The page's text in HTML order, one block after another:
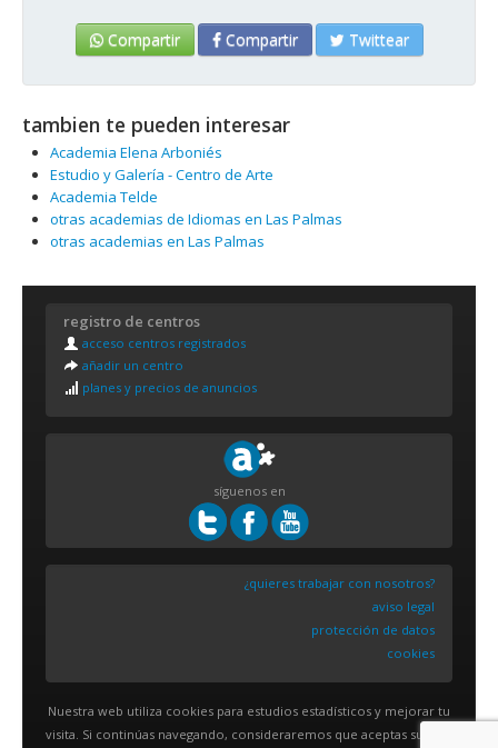
Compartir Compartir Twittear
tambien te pueden interesar
Academia Elena Arboniés
Estudio y Galería - Centro de Arte
Academia Telde
otras academias de Idiomas en Las Palmas
otras academias en Las Palmas
registro de centros
acceso centros registrados
añadir un centro
planes y precios de anuncios
síguenos en
¿quieres trabajar con nosotros?
aviso legal
protección de datos
cookies
Nuestra web utiliza cookies para estudios estadísticos y mejorar tu
visita. Si continúas navegando, consideraremos que aceptas su uso.